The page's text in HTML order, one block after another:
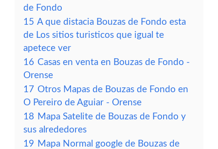
de Fondo
15 A que distacia Bouzas de Fondo esta
de Los sitios turisticos que igual te
apetece ver
16 Casas en venta en Bouzas de Fondo -
Orense
17 Otros Mapas de Bouzas de Fondo en
O Pereiro de Aguiar - Orense
18 Mapa Satelite de Bouzas de Fondo y
sus alrededores
19 Mapa Normal google de Bouzas de